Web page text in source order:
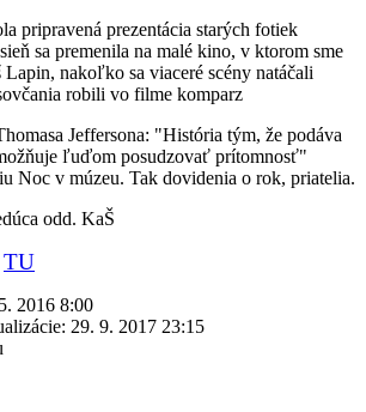
pripravená prezentácia starých fotiek
sa premenila na malé kino, v ktorom sme
nakoľko sa viaceré scény natáčali
robili vo filme komparz
Jeffersona: "História tým, že podáva
ľuďom posudzovať prítomnosť"
Noc v múzeu. Tak dovidenia o rok, priatelia.
odd. KaŠ
TU
2016 8:00
29. 9. 2017 23:15